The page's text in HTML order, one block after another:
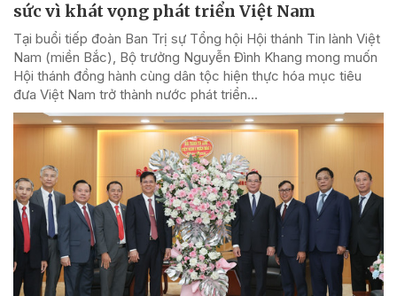
sức vì khát vọng phát triển Việt Nam
Tại buổi tiếp đoàn Ban Trị sự Tổng hội Hội thánh Tin lành Việt
Nam (miền Bắc), Bộ trưởng Nguyễn Đình Khang mong muốn
Hội thánh đồng hành cùng dân tộc hiện thực hóa mục tiêu
đưa Việt Nam trở thành nước phát triển...